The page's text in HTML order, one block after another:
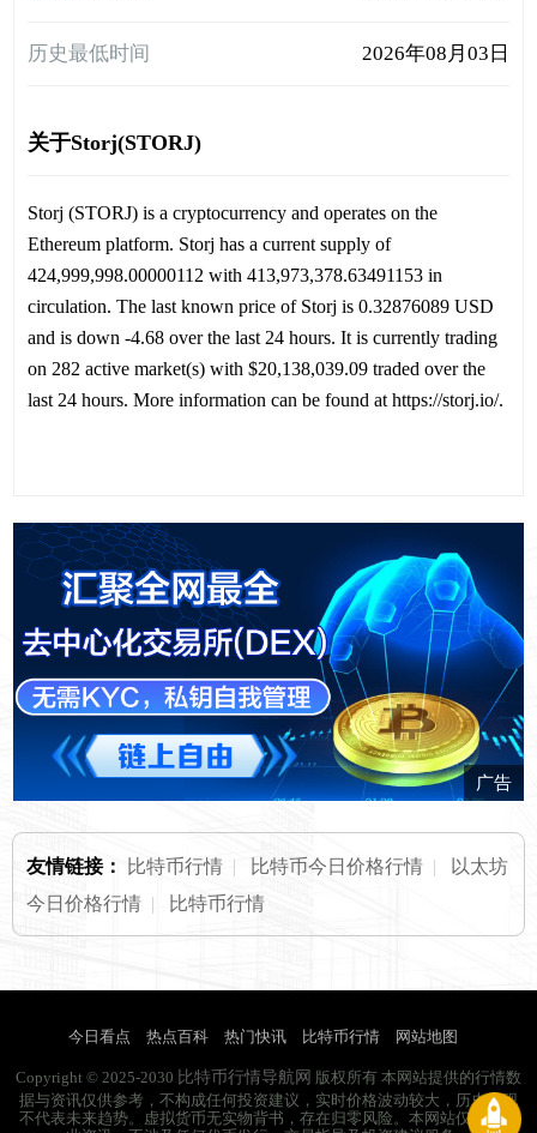
历史最低时间 2026年08月03日
关于Storj(STORJ)
Storj (STORJ) is a cryptocurrency and operates on the
Ethereum platform. Storj has a current supply of
424,999,998.00000112 with 413,973,378.63491153 in
circulation. The last known price of Storj is 0.32876089 USD
and is down -4.68 over the last 24 hours. It is currently trading
on 282 active market(s) with $20,138,039.09 traded over the
last 24 hours. More information can be found at https://storj.io/.
广告
友情链接： 比特币行情 | 比特币今日价格行情 |
以太坊
今日价格行情 | 比特币行情
今日看点 热点百科 热门快讯 比特币行情 网站地图
Copyright © 2025-2030 比特币行情导航网 版权所有 本网站提供的行情数
据与资讯仅供参考，不构成任何投资建议，实时价格波动较大，历史表现
不代表未来趋势。虚拟货币无实物背书，存在归零风险。本网站仅提供行